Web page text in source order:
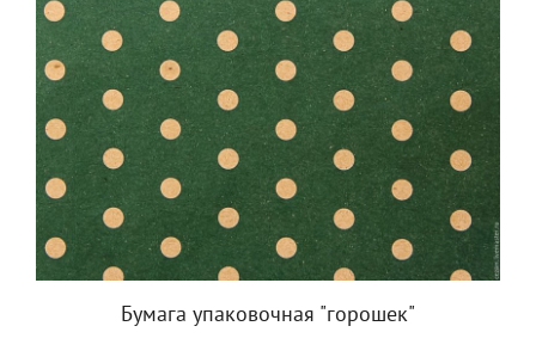
Бумага упаковочная "горошек"